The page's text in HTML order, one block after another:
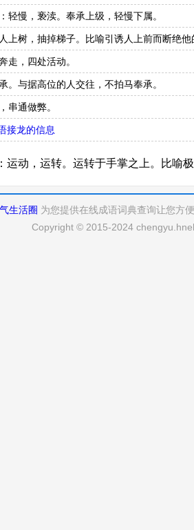
轻慢，亵渎。奉承上级，轻慢下属。
上树，抽掉梯子。比喻引诱人上前而断绝
走，四处活动。
。与据高位的人交往，不拍马奉承。
串通做弊。
接龙的信息
运动，运转。运转于手掌之上。比喻
生活圈 为您提供在线成语词典查询让您方
Copyright © 2015-2024